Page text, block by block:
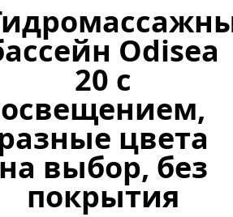
Odisea
20 с
освещением,
цвета
выбор, без
покрытия